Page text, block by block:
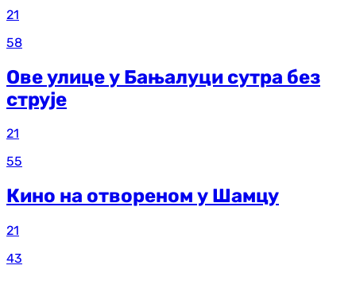
21
58
Ове улице у Бањалуци сутра без
струје
21
55
Кино на отвореном у Шамцу
21
43